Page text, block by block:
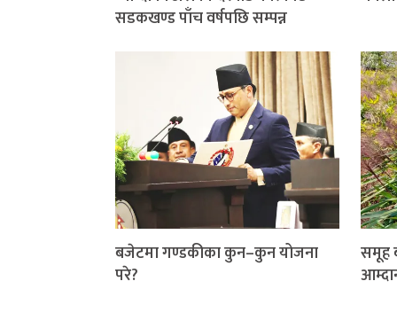
सडकखण्ड पाँच वर्षपछि सम्पन्न
बजेटमा गण्डकीका कुन–कुन योजना
परे?
समूह